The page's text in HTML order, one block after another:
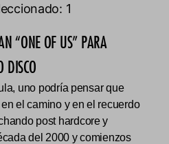
1
“ONE OF US” PARA
DISCO
uno podría pensar que
el camino y en el recuerdo
post hardcore y
del 2000 y comienzos